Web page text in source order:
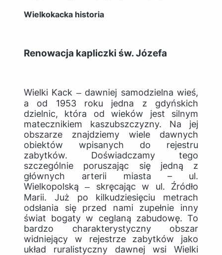
Wielkokacka historia
Renowacja kapliczki św. Józefa
Wielki Kack ‒ dawniej samodzielna wieś,
a od 1953 roku jedna z gdyńskich
dzielnic, która od wieków jest silnym
matecznikiem kaszubszczyzny. Na jej
obszarze znajdziemy wiele dawnych
obiektów wpisanych do rejestru
zabytków. Doświadczamy tego
szczególnie poruszając się jedną z
głównych arterii miasta – ul.
Wielkopolską ‒ skręcając w ul. Źródło
Marii. Już po kilkudziesięciu metrach
odsłania się przed nami zupełnie inny
świat bogaty w ceglaną zabudowę. To
bardzo charakterystyczny obszar
widniejący w rejestrze zabytków jako
układ ruralistyczny dawnej wsi Wielki